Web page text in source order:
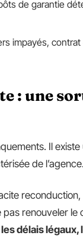
de garantie
impayés,
: une
Il existe
de l’agence.
reconduction,
pas renouveler le
délais